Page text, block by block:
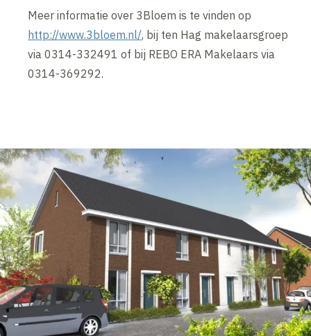
Meer informatie over 3Bloem is te vinden op
http://www.3bloem.nl/, bij ten Hag makelaarsgroep
via 0314-332491 of bij REBO ERA Makelaars via
0314-369292.